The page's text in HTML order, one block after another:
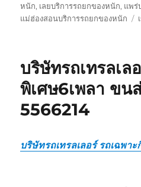
หนัก, เลยบริการรถยกของหนัก, แพร่
แม่ฮ่องสอนบริการรถยกของหนัก
บริษัทรถเทรลเล
พิเศษ6เพลา ขน
5566214
บริษัทรถเทรลเลอร์ รถเฉพาะ